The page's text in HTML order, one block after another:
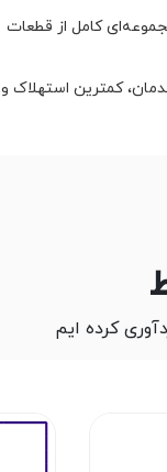
کامل از قطعات
کمترین استهلاک و
کرده ایم